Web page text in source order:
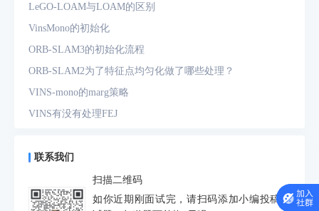
LeGO-LOAM与LOAM的区别
VinsMono的初始化
ORB-SLAM3的初始化流程
ORB-SLAM2为了特征点均匀化做了哪些处理？
VINS-mono的marg策略
VINS有没有处理FEJ
预积分中的bias如何处理
为什么要进行预积分
IMU测量方程是什么？噪声模型是什么？
联系我们
扫描二维码
如你近期刚面试完，请扫码添加小编投稿面